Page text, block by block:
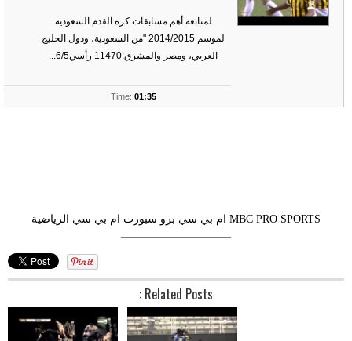
لمتابعة أهم مسابقات كرة القدم السعودية
لموسم 2014/2015 "من السعودية، ودول الخليج
العربي، ومصر والمشرق:11470 رأسي6/5...
Time: 01:35
MBC PRO SPORTS ام بي سي برو سبورت ام بي سي الرياضية
––––––––––––––––––––
Related Posts :